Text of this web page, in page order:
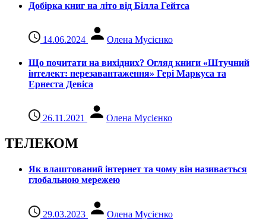
Добірка книг на літо від Білла Гейтса
14.06.2024 Олена Мусієнко
Що почитати на вихідних? Огляд книги «Штучний
інтелект: перезавантаження» Гері Маркуса та
Ернеста Девіса
26.11.2021 Олена Мусієнко
ТЕЛЕКОМ
Як влаштований інтернет та чому він називається
глобальною мережею
29.03.2023 Олена Мусієнко